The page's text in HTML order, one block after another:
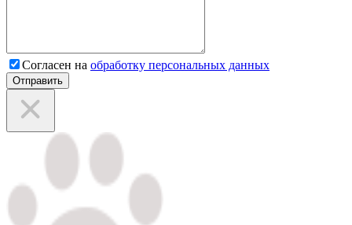
Согласен на обработку персональных данных
Отправить